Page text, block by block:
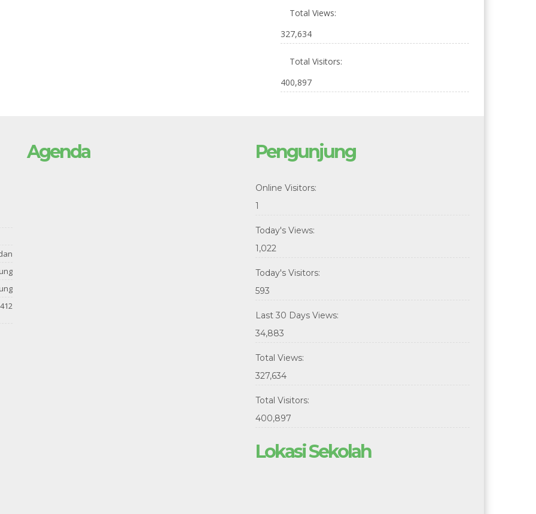
Total Views:
327,634
Total Visitors:
400,897
Agenda Pengunjung
Online Visitors:
1
Today's Views:
1,022
Today's Visitors:
593
Last 30 Days Views:
34,883
Total Views:
327,634
Total Visitors:
400,897
Lokasi Sekolah